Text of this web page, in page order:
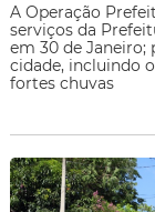
A Operação
serviços da
em 30 de Janeiro;
cidade, incluindo
fortes chuvas